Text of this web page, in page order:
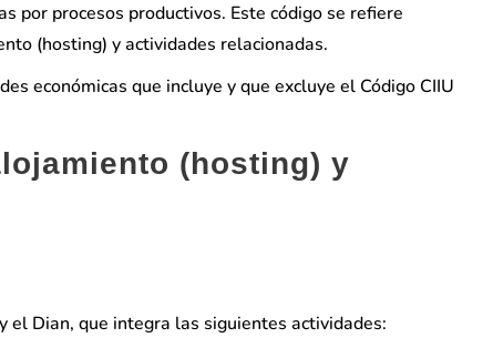
por procesos productivos. Este código se refiere
(hosting) y actividades relacionadas.
económicas que incluye y que excluye el Código CIIU
(hosting) y
el Dian, que integra las siguientes actividades: